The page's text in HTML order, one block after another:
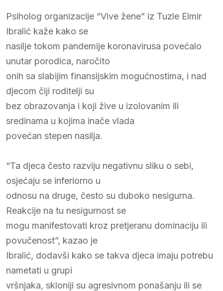
Psiholog organizacije “Vive žene” iz Tuzle Elmir
Ibralić kaže kako se
nasilje tokom pandemije koronavirusa povećalo
unutar porodica, naročito
onih sa slabijim finansijskim mogućnostima, i nad
djecom čiji roditelji su
bez obrazovanja i koji žive u izolovanim ili
sredinama u kojima inače vlada
povećan stepen nasilja.
“Ta djeca često razviju negativnu sliku o sebi,
osjećaju se inferiorno u
odnosu na druge, često su duboko nesigurna.
Reakcije na tu nesigurnost se
mogu manifestovati kroz pretjeranu dominaciju ili
povučenost”, kazao je
Ibralić, dodavši kako se takva djeca imaju potrebu
nametati u grupi
vršnjaka, skloniji su agresivnom ponašanju ili se